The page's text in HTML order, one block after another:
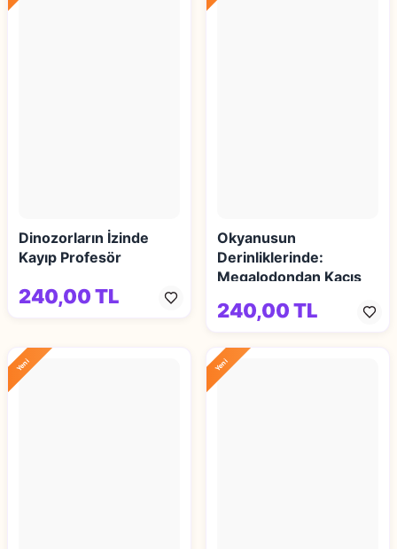
Dinozorların İzinde
Kayıp Profesör
240,00 TL
Okyanusun
Derinliklerinde:
Megalodondan Kaçış
240,00 TL
Yeni Yeni